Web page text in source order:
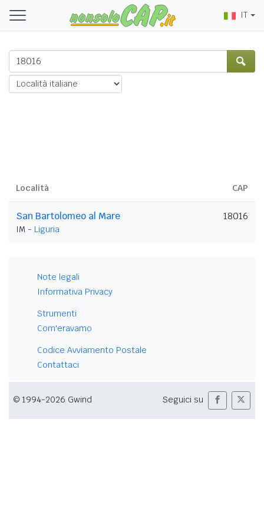
IT
Località CAP
San Bartolomeo al Mare
IM - Liguria
18016
Note legali
Informativa Privacy
Strumenti
Com'eravamo
Codice Avviamento Postale
Contattaci
© 1994-2026 Gwind Seguici su